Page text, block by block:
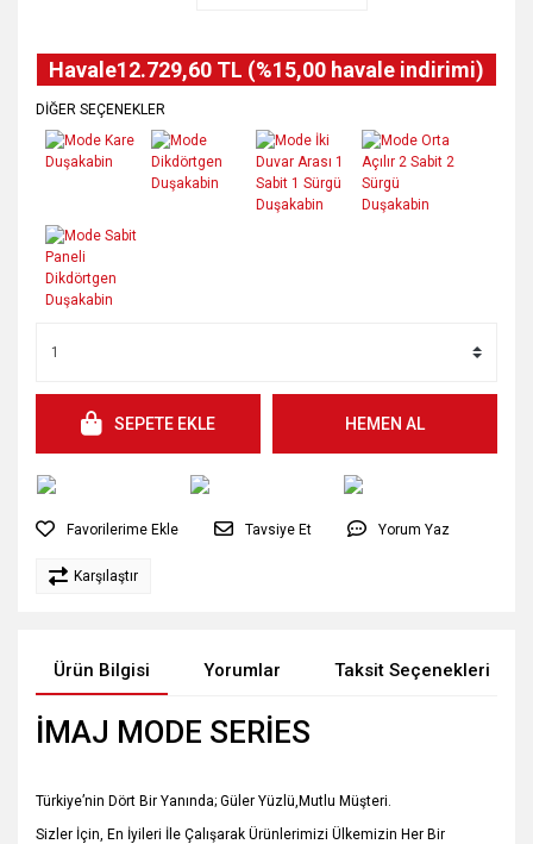
Havale12.729,60 TL (%15,00 havale indirimi)
DİĞER SEÇENEKLER
SEPETE EKLE HEMEN AL
Tavsiye Et Yorum Yaz
Karşılaştır
Ürün Bilgisi Yorumlar Taksit Seçenekleri
İMAJ MODE SERİES
Türkiye’nin Dört Bir Yanında; Güler Yüzlü,Mutlu Müşteri.
Sizler İçin, En İyileri İle Çalışarak Ürünlerimizi Ülkemizin Her Bir